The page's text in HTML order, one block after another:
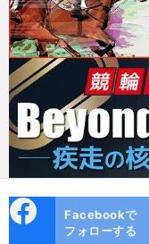
ok
Facebookで
フォローする